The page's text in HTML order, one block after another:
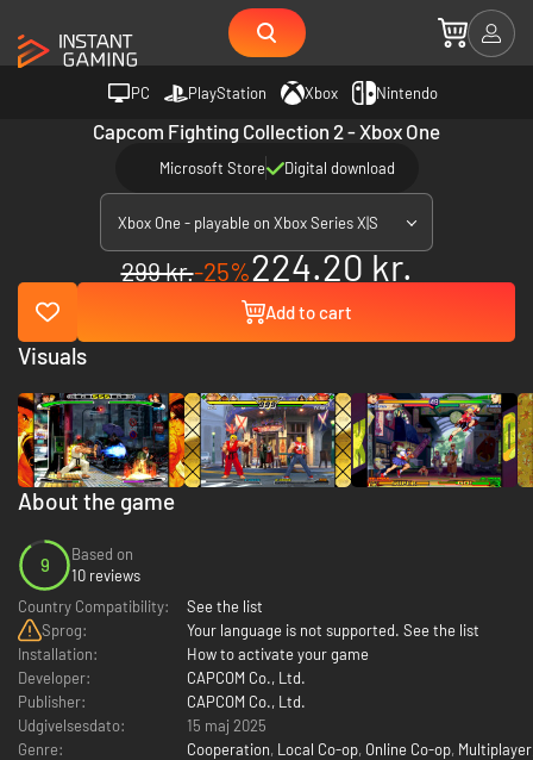
PC PlayStation Xbox Nintendo
Capcom Fighting Collection 2 - Xbox One
Microsoft Store Digital download
Xbox One - playable on Xbox Series X|S
299 kr.-25%224.20 kr.
Add to cart
About the game
9
Based on
10 reviews
Country Compatibility:
See the list
Sprog:
Your language is not supported. See the list
Installation:
How to activate your game
Developer:
CAPCOM Co., Ltd.
Publisher:
CAPCOM Co., Ltd.
Udgivelsesdato:
15 maj 2025
Genre:
Cooperation, Local Co-op, Online Co-op, Multiplayer
Visuals